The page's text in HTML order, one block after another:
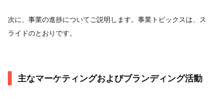
次に、事業の進捗についてご説明します。事業トピックスは、ス
ライドのとおりです。
主なマーケティングおよびブランディング活動